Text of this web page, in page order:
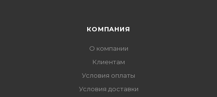
КОМПАНИЯ
О компании
Клиентам
Условия оплаты
Условия доставки